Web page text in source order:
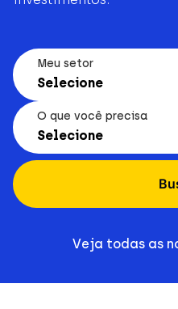
Meu setor
Selecione
O que você precisa
Selecione
Veja todas as